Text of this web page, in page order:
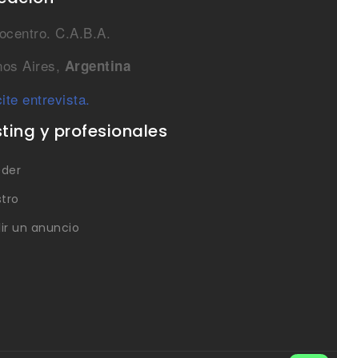
C.A.B.A.
Aires, Argentina
entrevista.
y profesionales
un anuncio